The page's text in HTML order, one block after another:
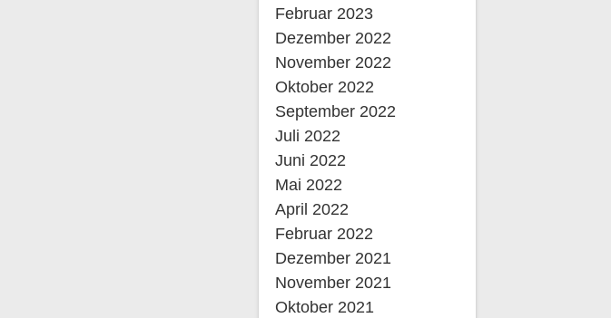
Februar 2023
Dezember 2022
November 2022
Oktober 2022
September 2022
Juli 2022
Juni 2022
Mai 2022
April 2022
Februar 2022
Dezember 2021
November 2021
Oktober 2021